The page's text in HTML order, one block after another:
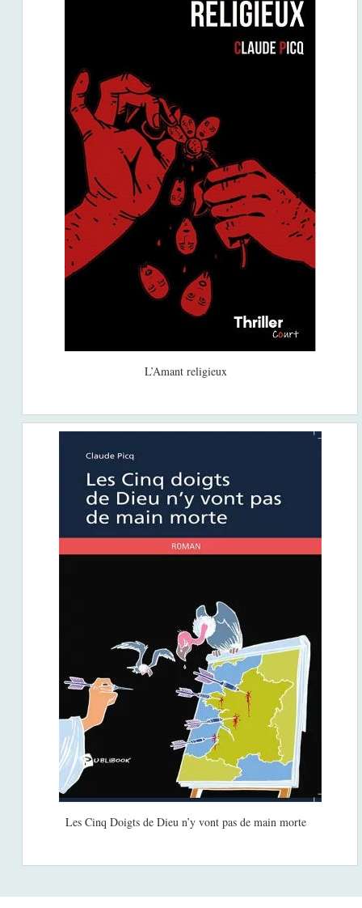
L’Amant religieux
Les Cinq Doigts de Dieu n’y vont pas de main morte